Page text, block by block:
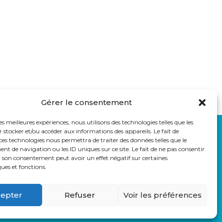
Gérer le consentement
meilleures expériences, nous utilisons des technologies telles que les
stocker et/ou accéder aux informations des appareils. Le fait de
technologies nous permettra de traiter des données telles que le
de navigation ou les ID uniques sur ce site. Le fait de ne pas consentir
son consentement peut avoir un effet négatif sur certaines
et fonctions.
Refuser Voir les préférences
LIENS UTILES
Eduka
Pronote
Webmail